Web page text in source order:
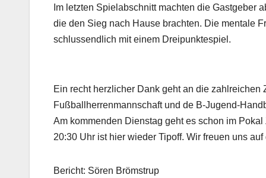
Im letzten Spielabschnitt machten die Gastgeber
die den Sieg nach Hause brachten. Die mentale
schlussendlich mit einem Dreipunktespiel.
Ein recht herzlicher Dank geht an die
Fußballherrenmannschaft und de B-Jugend-
Am kommenden Dienstag geht es schon im
20:30 Uhr ist hier wieder Tipoff. Wir freuen uns
Bericht: Sören Brömstrup